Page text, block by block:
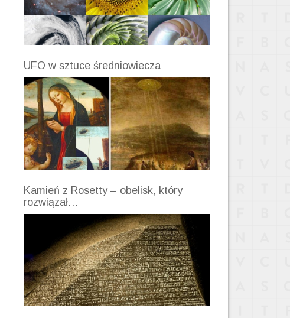
UFO w sztuce średniowiecza
Kamień z Rosetty – obelisk, który
rozwiązał…